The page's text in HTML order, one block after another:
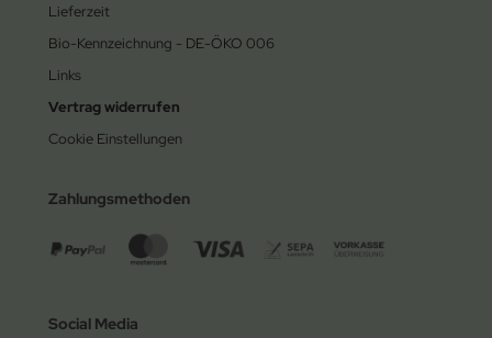
Lieferzeit
Bio-Kennzeichnung - DE-ÖKO 006
Links
Vertrag widerrufen
Cookie Einstellungen
Zahlungsmethoden
Social Media